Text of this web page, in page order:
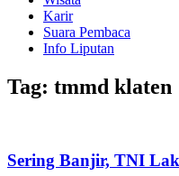
Karir
Suara Pembaca
Info Liputan
Tag: tmmd klaten
Sering Banjir, TNI